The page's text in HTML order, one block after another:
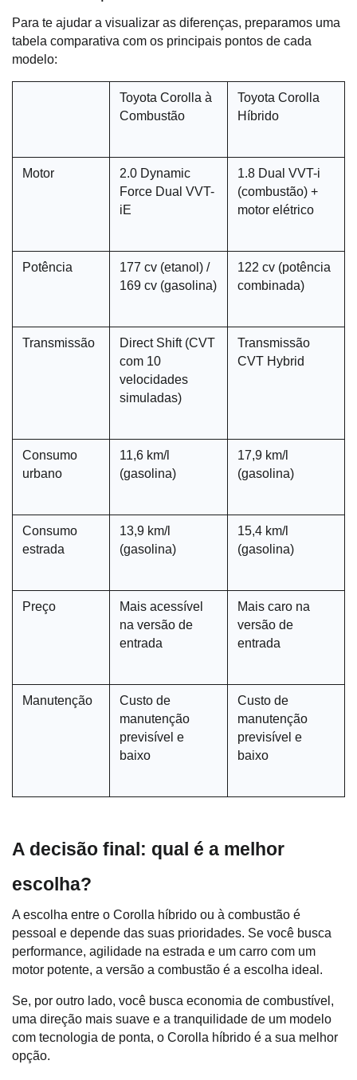
Para te ajudar a visualizar as diferenças, preparamos uma
tabela comparativa com os principais pontos de cada
modelo:
Toyota Corolla à
Combustão
Toyota Corolla
Híbrido
Motor
2.0 Dynamic
Force Dual VVT-
iE
1.8 Dual VVT-i
(combustão) +
motor elétrico
Potência
177 cv (etanol) /
169 cv (gasolina)
122 cv (potência
combinada)
Transmissão
Direct Shift (CVT
com 10
velocidades
simuladas)
Transmissão
CVT Hybrid
Consumo
urbano
11,6 km/l
(gasolina)
17,9 km/l
(gasolina)
Consumo
estrada
13,9 km/l
(gasolina)
15,4 km/l
(gasolina)
Preço
Mais acessível
na versão de
entrada
Mais caro na
versão de
entrada
Manutenção
Custo de
manutenção
previsível e
baixo
Custo de
manutenção
previsível e
baixo
A decisão final: qual é a melhor
escolha?
A escolha entre o Corolla híbrido ou à combustão é
pessoal e depende das suas prioridades. Se você busca
performance, agilidade na estrada e um carro com um
motor potente, a versão a combustão é a escolha ideal.
Se, por outro lado, você busca economia de combustível,
uma direção mais suave e a tranquilidade de um modelo
com tecnologia de ponta, o Corolla híbrido é a sua melhor
opção.